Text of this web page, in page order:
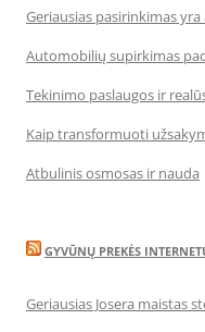
Geriausias pasirinkimas
Automobilių supirkimas
Tekinimo paslaugos ir
Kaip transformuoti
Atbulinis osmosas ir nauda
GYVŪNŲ PREKĖS
Geriausias Josera maistas